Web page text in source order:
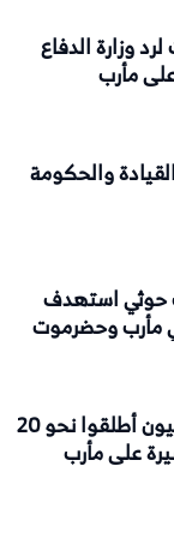
وزارة الدفاع
مأرب
والحكومة
قصف حوثي استهدف
مأرب وحضرموت
مقتل وإصابة 16 مدنيا.. الحوثيون أطلقوا نحو 20